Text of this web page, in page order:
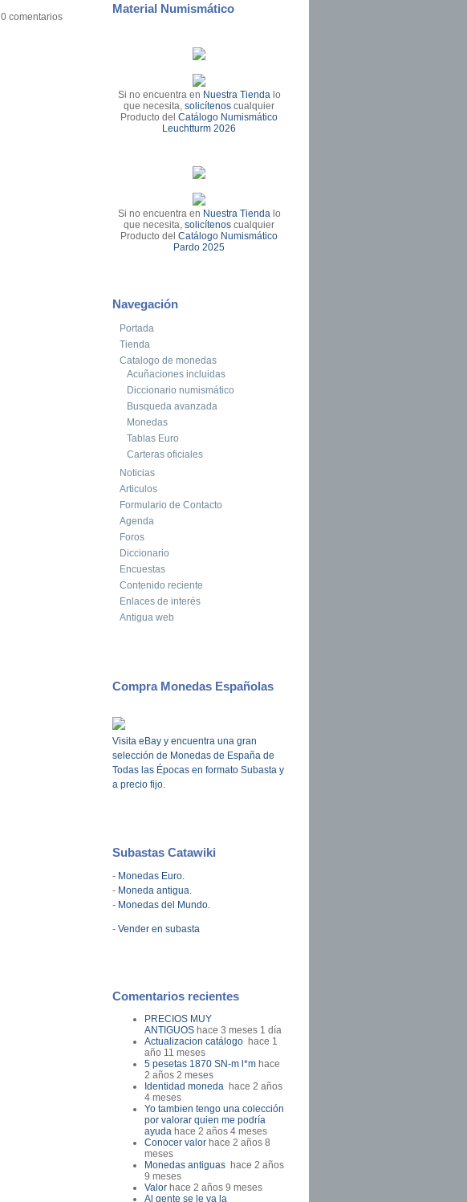
0 comentarios
Material Numismático
Si no encuentra en Nuestra Tiendalo
que necesita,solicítenos cualquier
Producto delCatálogo Numismático
Leuchtturm 2026
Si no encuentra en Nuestra Tiendalo
que necesita,solicítenos cualquier
Producto delCatálogo Numismático
Pardo 2025
Navegación
Portada
Tienda
Catalogo de monedas
Acuñaciones incluidas
Diccionario numismático
Busqueda avanzada
Monedas
Tablas Euro
Carteras oficiales
Noticias
Articulos
Formulario de Contacto
Agenda
Foros
Diccionario
Encuestas
Contenido reciente
Enlaces de interés
Antigua web
Compra Monedas Españolas
Visita eBay y encuentra una gran
selección de Monedas de España de
Todas las Épocas en formato Subasta y
a precio fijo.
Subastas Catawiki
- Monedas Euro.
- Moneda antigua.
- Monedas del Mundo.
- Vender en subasta
Comentarios recientes
PRECIOS MUY
ANTIGUOS hace 3 meses 1 día
Actualizacion catálogo hace 1
año 11 meses
5 pesetas 1870 SN-m l*m hace
2 años 2 meses
Identidad moneda hace 2 años
4 meses
Yo tambien tengo una colección
por valorar quien me podría
ayuda hace 2 años 4 meses
Conocer valor hace 2 años 8
meses
Monedas antiguas hace 2 años
9 meses
Valor hace 2 años 9 meses
Al gente se le va la